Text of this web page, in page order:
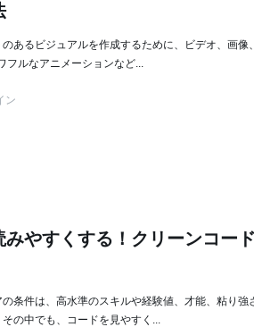
あるビジュアルを作成するために、ビデオ、画像
フルなアニメーションなど...
ン
みやすくする！クリーンコー
条件は、高水準のスキルや経験値、才能、粘り強
の中でも、コードを見やすく...